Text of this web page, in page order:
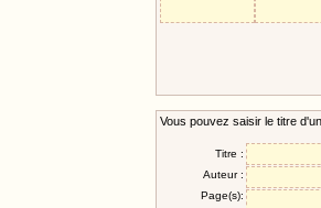
Vous pouvez saisir le titre d'un
Titre :
Auteur :
Page(s):